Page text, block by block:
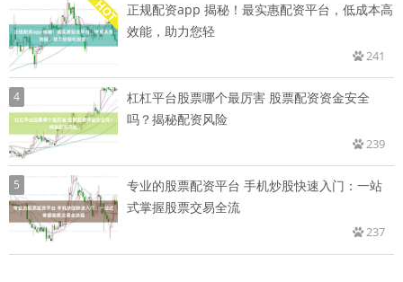
正规配资app 揭秘！最实惠配资平台，低成本高
效能，助力您轻
241
4
杠杠平台股票哪个最厉害 股票配资资金安全
吗？揭秘配资风险
239
5
专业的股票配资平台 手机炒股快速入门：一站
式掌握股票交易全流
237